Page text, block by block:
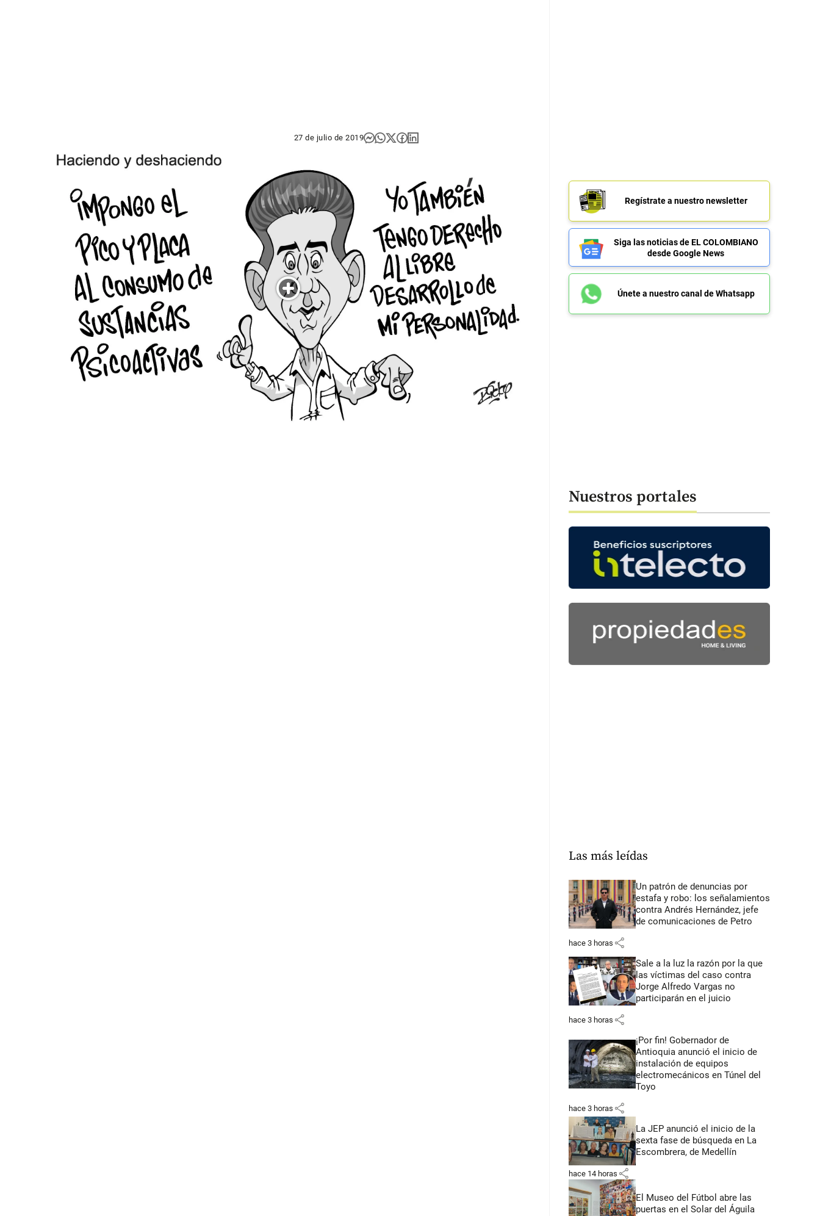
27 de julio de 2019
Regístrate a nuestro newsletter
Siga las noticias de EL COLOMBIANO
desde Google News
Únete a nuestro canal de Whatsapp
Nuestros portales
Las más leídas
Un patrón de denuncias por
estafa y robo: los señalamientos
contra Andrés Hernández, jefe
de comunicaciones de Petro
hace 3 horas share
Sale a la luz la razón por la que
las víctimas del caso contra
Jorge Alfredo Vargas no
participarán en el juicio
hace 3 horas share
¡Por fin! Gobernador de
Antioquia anunció el inicio de
instalación de equipos
electromecánicos en Túnel del
Toyo
hace 3 horas share
La JEP anunció el inicio de la
sexta fase de búsqueda en La
Escombrera, de Medellín
hace 14 horas share
El Museo del Fútbol abre las
puertas en el Solar del Águila